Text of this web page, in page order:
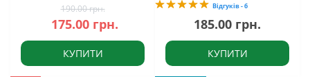
190.00 грн.
175.00 грн.
КУПИТИ
Відгуків - 6
185.00 грн.
КУПИТИ